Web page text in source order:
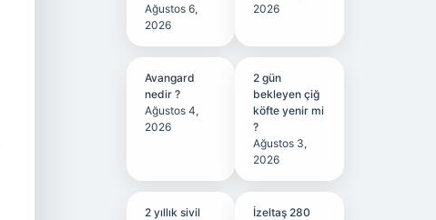
Ağustos 6,
2026
2026
Avangard
nedir ?
Ağustos 4,
2026
2 gün
bekleyen çiğ
köfte yenir mi
?
Ağustos 3,
2026
2 yıllık sivil
İzeltaş 280